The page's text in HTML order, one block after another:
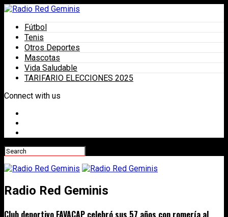
Fútbol
Tenis
Otros Deportes
Mascotas
Vida Saludable
TARIFARIO ELECCIONES 2025
Connect with us
Radio Red Geminis
Club deportivo FAVACAP celebró sus 57 años con romería al